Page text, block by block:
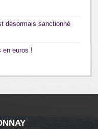
désormais sanctionné
en euros !